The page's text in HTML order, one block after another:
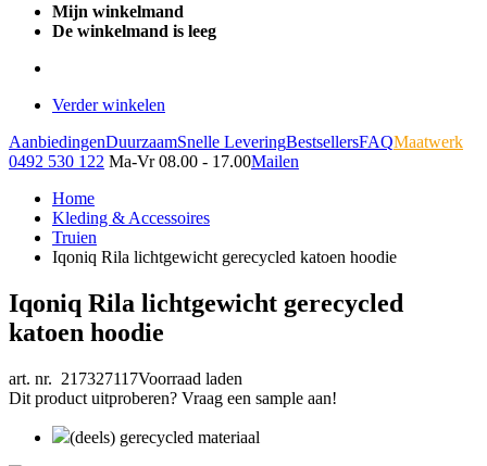
Mijn winkelmand
De winkelmand is leeg
Verder winkelen
AanbiedingenDuurzaamSnelle LeveringBestsellersFAQMaatwerk
0492 530 122 Ma-Vr 08.00 - 17.00Mailen
Home
Kleding & Accessoires
Truien
Iqoniq Rila lichtgewicht gerecycled katoen hoodie
Iqoniq Rila lichtgewicht gerecycled
katoen hoodie
art. nr. 217327117Voorraad laden
Dit product uitproberen? Vraag een sample aan!
(deels) gerecycled materiaal